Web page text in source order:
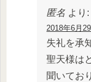
匿名 より:
2018年6月
失礼を承
聖天様は
聞いてお